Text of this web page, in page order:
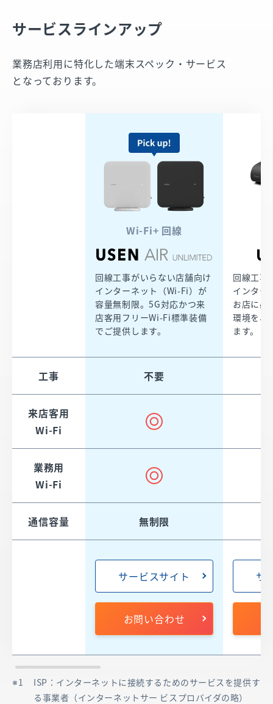
サービスラインアップ
業務店利用に特化した端末スペック・サービス​
となっております。
Wi-Fi+ 回線
回線工事がいらない店舗向け
インターネット（Wi-Fi）が
容量無制限。5G対応かつ来
店客用フリーWi-Fi標準装備
でご提供します。​
回線工事
インター
お店に必
環境を、
ます。 ​​
工事​ 不要
来店客用
Wi-Fi​​
業務用
Wi-Fi​​
通信容量​​ 無制限
サービスサイト
お問い合わせ
サ
ISP：インターネットに接続するためのサービスを提供す
る事業者（インターネットサー ビスプロバイダの略）